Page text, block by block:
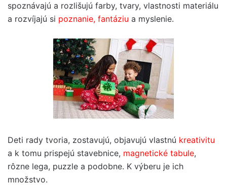
spoznávajú a rozlišujú farby, tvary, vlastnosti materiálu
a rozvíjajú si poznanie, fantáziu a myslenie.
Deti rady tvoria, zostavujú, objavujú vlastnú kreativitu
a k tomu prispejú stavebnice, magnetické tabule,
rôzne lega, puzzle a podobne. K výberu je ich
množstvo.